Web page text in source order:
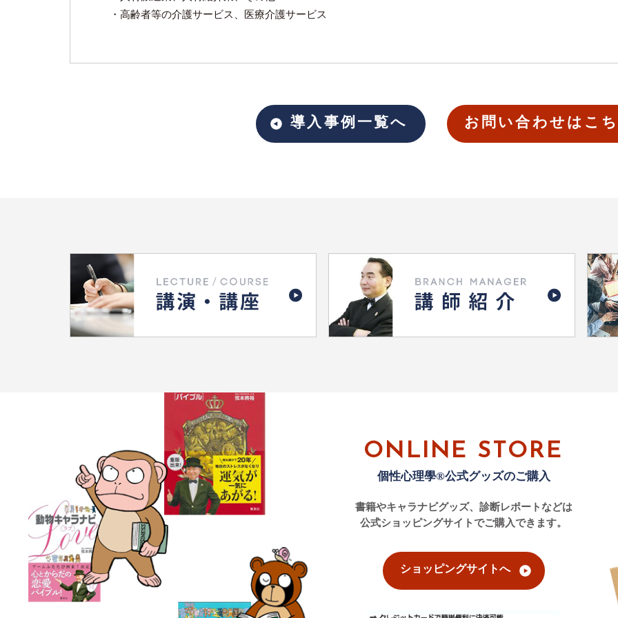
・高齢者等の介護サービス、医療介護サービス
導入事例一覧へ お問い合わせはこ
ONLINE STORE
個性心理學®公式グッズのご購入
書籍やキャラナビグッズ、診断レポートなどは
公式ショッピングサイトでご購入できます。
ショッピングサイトへ